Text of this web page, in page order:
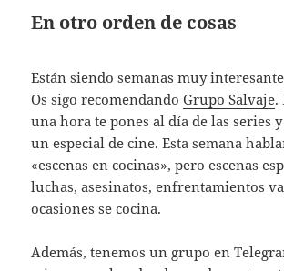
En otro orden de cosas
Están siendo semanas muy
Os sigo recomendandoGrupo Salvaje.
una hora te pones al día de las series y
un especial de cine. Esta semana
«escenas en cocinas», pero escenas
luchas, asesinatos, enfrentamientos
ocasiones se cocina.
Además, tenemos un grupo en